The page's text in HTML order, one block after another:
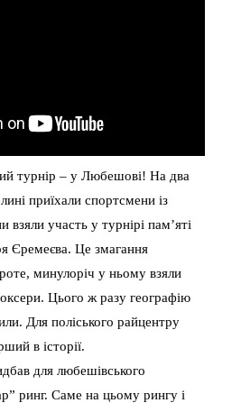
турнір – у Любешові! На два
приїхали спортсмени із
взяли участь у турнірі пам’яті
Єремеєва. Це змагання
минулоріч у ньому взяли
Цього ж разу географію
Для поліського райцентру
в історії.
для любешівського
ринг. Саме на цьому рингу і